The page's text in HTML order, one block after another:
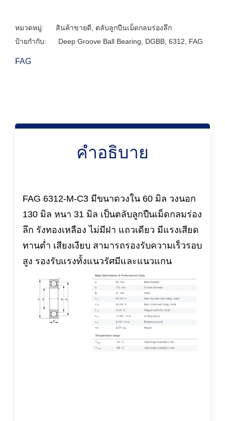
หมวดหมู่: สินค้าขายดี
ตลับลูกปืนเม็ดกลมร่องลึก
ป้ายกำกับ:
Deep Groove Ball Bearing DGBB 6312 FAG
FAG
คำอธิบาย
FAG 6312-M-C3 มีขนาดวงใน 60 มิล วงนอก
130 มิล หนา 31 มิล เป็นตลับลูกปืนเม็ดกลมร่อง
ลึก รังทองเหลือง ไม่มีฝา แถวเดียว มีแรงเสียด
ทานต่ำ เสียงเงียบ สามารถรองรับความเร็วรอบ
สูง รองรับแรงทั้งแนวรัศมีและแนวแกน